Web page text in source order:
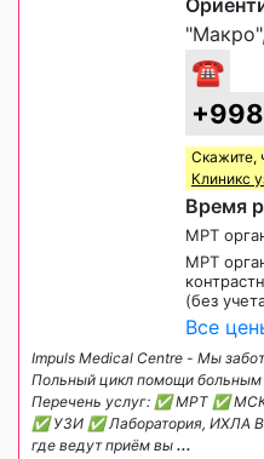
☎
Скажите,
Клиникс
Время
МРТ
МРТ
(без
Все
Impuls Medical Centre - Мы
Польный цикл помощи больным
Перечень услуг: ✅ МРТ ✅
✅ УЗИ ✅ Лаборатория, ИХЛА В
где ведут приём вы ...